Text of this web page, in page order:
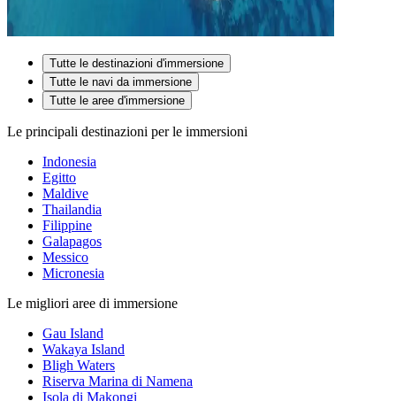
Tutte le destinazioni d'immersione
Tutte le navi da immersione
Tutte le aree d'immersione
Le principali destinazioni per le immersioni
Indonesia
Egitto
Maldive
Thailandia
Filippine
Galapagos
Messico
Micronesia
Le migliori aree di immersione
Gau Island
Wakaya Island
Bligh Waters
Riserva Marina di Namena
Isola di Makongi